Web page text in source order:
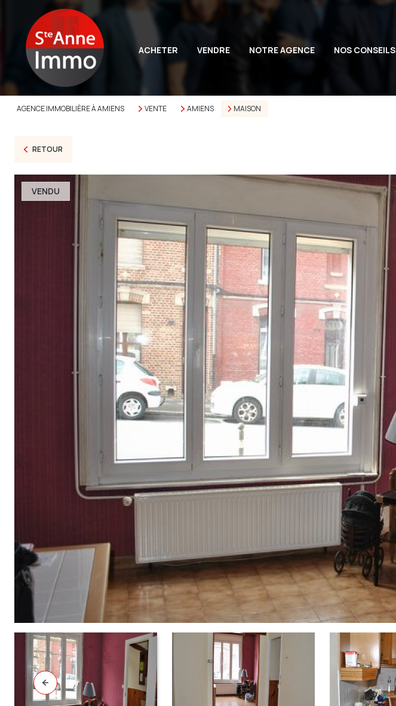
ACHETER VENDRE NOTRE AGENCE NOS CONSEILS
AGENCE IMMOBILIÈRE À AMIENS VENTE AMIENS MAISON
RETOUR
VENDU